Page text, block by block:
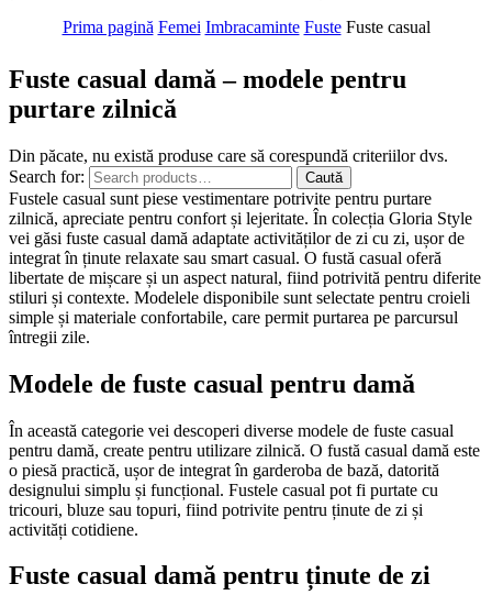
Prima pagină Femei Imbracaminte Fuste Fuste casual
Fuste casual damă – modele pentru
purtare zilnică
Din păcate, nu există produse care să corespundă criteriilor dvs.
Search for:
Caută
Fustele casual sunt piese vestimentare potrivite pentru purtare
zilnică, apreciate pentru confort și lejeritate. În colecția Gloria Style
vei găsi fuste casual damă adaptate activităților de zi cu zi, ușor de
integrat în ținute relaxate sau smart casual. O fustă casual oferă
libertate de mișcare și un aspect natural, fiind potrivită pentru diferite
stiluri și contexte. Modelele disponibile sunt selectate pentru croieli
simple și materiale confortabile, care permit purtarea pe parcursul
întregii zile.
Modele de fuste casual pentru damă
În această categorie vei descoperi diverse modele de fuste casual
pentru damă, create pentru utilizare zilnică. O fustă casual damă este
o piesă practică, ușor de integrat în garderoba de bază, datorită
designului simplu și funcțional. Fustele casual pot fi purtate cu
tricouri, bluze sau topuri, fiind potrivite pentru ținute de zi și
activități cotidiene.
Fuste casual damă pentru ținute de zi